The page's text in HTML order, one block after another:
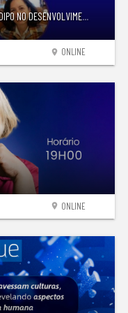
NO DESENVOLVIME...
location_on ONLINE
location_on ONLINE